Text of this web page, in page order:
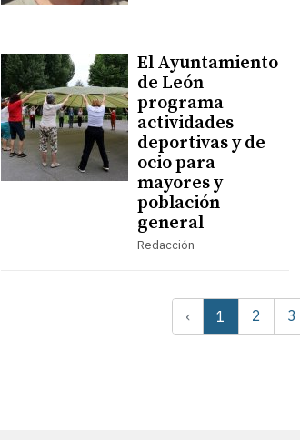
El Ayuntamiento
de León
programa
actividades
deportivas y de
ocio para
mayores y
población
general
Redacción
‹ 1 2 3